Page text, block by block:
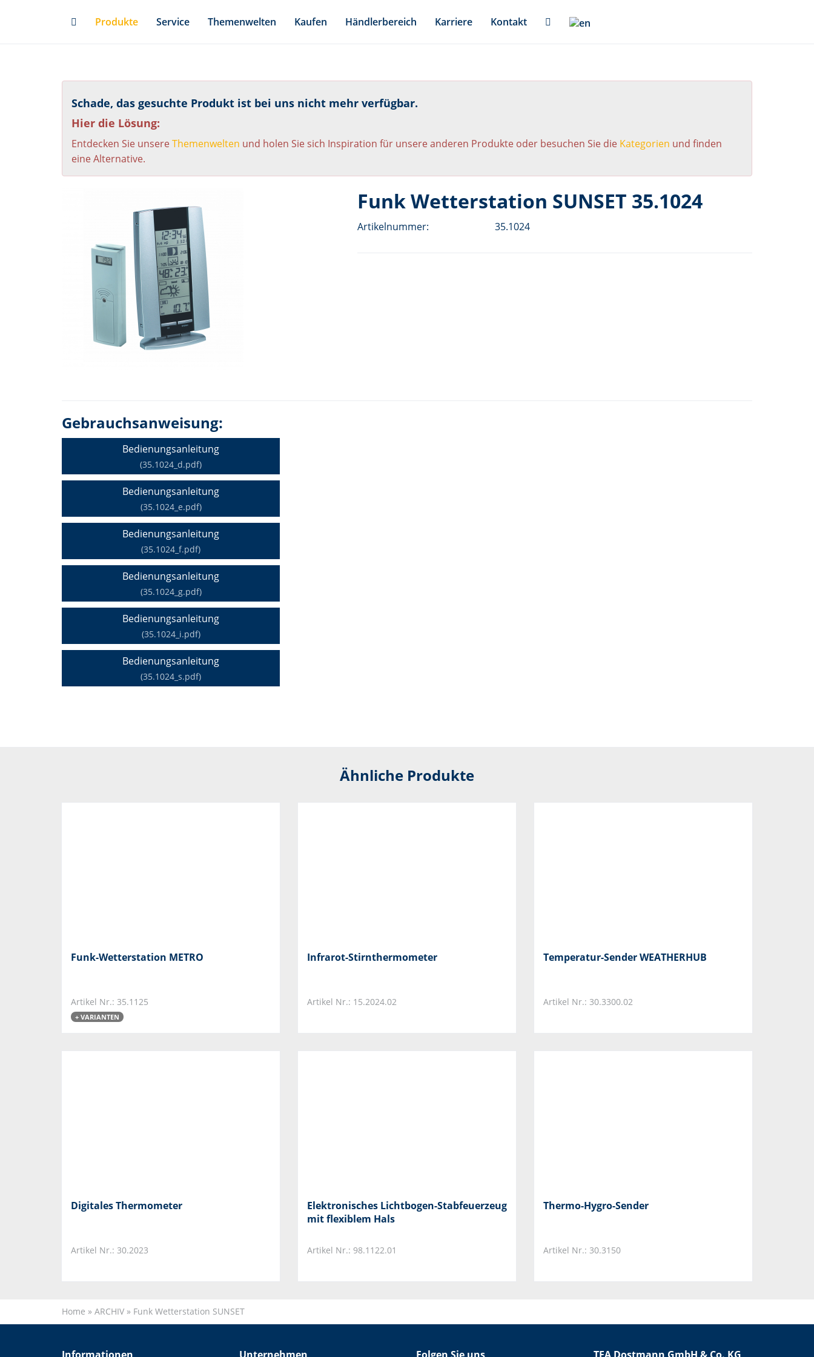
Produkte Service Themenwelten Kaufen Händlerbereich Karriere Kontakt
Schade, das gesuchte Produkt ist bei uns nicht mehr verfügbar.
Hier die Lösung:
Entdecken Sie unsereThemenwelten und holen Sie sich Inspiration für unsere anderen Produkte oder besuchen Sie die Kategorien und finden
eine Alternative.
Funk Wetterstation SUNSET 35.1024
Artikelnummer: 35.1024
Gebrauchsanweisung:
Bedienungsanleitung
(35.1024_d.pdf)
Bedienungsanleitung
(35.1024_e.pdf)
Bedienungsanleitung
(35.1024_f.pdf)
Bedienungsanleitung
(35.1024_g.pdf)
Bedienungsanleitung
(35.1024_i.pdf)
Bedienungsanleitung
(35.1024_s.pdf)
Ähnliche Produkte
Funk-Wetterstation METRO
Artikel Nr.: 35.1125
+ VARIANTEN
Infrarot-Stirnthermometer
Artikel Nr.: 15.2024.02
Temperatur-Sender WEATHERHUB
Artikel Nr.: 30.3300.02
Digitales Thermometer
Artikel Nr.: 30.2023
Elektronisches Lichtbogen-Stabfeuerzeug
mit flexiblem Hals
Artikel Nr.: 98.1122.01
Thermo-Hygro-Sender
Artikel Nr.: 30.3150
Home » ARCHIV » Funk Wetterstation SUNSET